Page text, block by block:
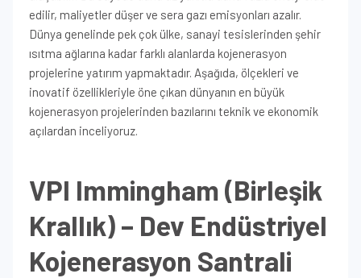
edilir, maliyetler düşer ve sera gazı emisyonları azalır.
Dünya genelinde pek çok ülke, sanayi tesislerinden şehir
ısıtma ağlarına kadar farklı alanlarda kojenerasyon
projelerine yatırım yapmaktadır. Aşağıda, ölçekleri ve
inovatif özellikleriyle öne çıkan dünyanın en büyük
kojenerasyon projelerinden bazılarını teknik ve ekonomik
açılardan inceliyoruz.
VPI Immingham (Birleşik
Krallık) – Dev Endüstriyel
Kojenerasyon Santrali